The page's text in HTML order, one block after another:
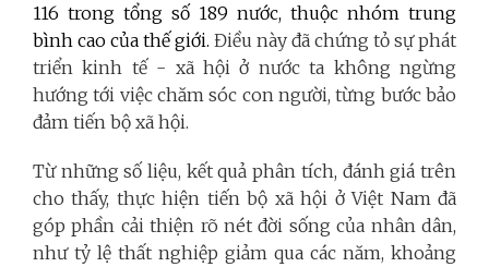
116 trong tổng số 189 nước, thuộc nhóm trung
bình cao của thế giới. Điều này đã chứng tỏ sự phát
triển kinh tế - xã hội ở nước ta không ngừng
hướng tới việc chăm sóc con người, từng bước bảo
đảm tiến bộ xã hội.
Từ những số liệu, kết quả phân tích, đánh giá trên
cho thấy, thực hiện tiến bộ xã hội ở Việt Nam đã
góp phần cải thiện rõ nét đời sống của nhân dân,
như tỷ lệ thất nghiệp giảm qua các năm, khoảng